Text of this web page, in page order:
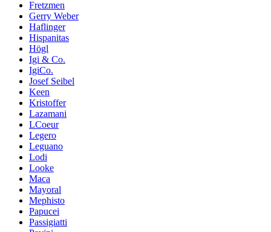
Fretzmen
Gerry Weber
Haflinger
Hispanitas
Högl
Igi & Co.
IgiCo.
Josef Seibel
Keen
Kristoffer
Lazamani
LCoeur
Legero
Leguano
Lodi
Looke
Maca
Mayoral
Mephisto
Papucei
Passigiatti